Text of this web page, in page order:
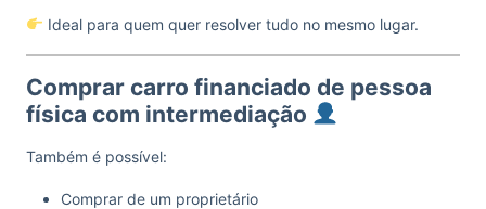
Ideal para quem quer resolver tudo no mesmo lugar.
Comprar carro financiado de pessoa
física com intermediação
Também é possível:
Comprar de um proprietário